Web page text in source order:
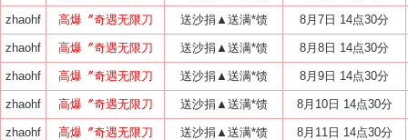
zhaohf 高爆〞奇遇无限刀 送沙捐▲送满*馈 8月7日 14点30分
zhaohf 高爆〞奇遇无限刀 送沙捐▲送满*馈 8月8日 14点30分
zhaohf 高爆〞奇遇无限刀 送沙捐▲送满*馈 8月9日 14点30分
zhaohf 高爆〞奇遇无限刀 送沙捐▲送满*馈 8月10日 14点30分
zhaohf 高爆〞奇遇无限刀 送沙捐▲送满*馈 8月11日 14点30分